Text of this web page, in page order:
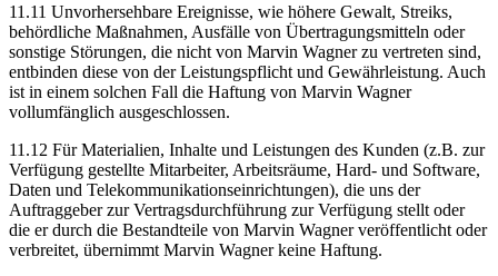
11.11 Unvorhersehbare Ereignisse, wie höhere Gewalt, Streiks,
behördliche Maßnahmen, Ausfälle von Übertragungsmitteln oder
sonstige Störungen, die nicht von Marvin Wagner zu vertreten sind,
entbinden diese von der Leistungspflicht und Gewährleistung. Auch
ist in einem solchen Fall die Haftung von Marvin Wagner
vollumfänglich ausgeschlossen.
11.12 Für Materialien, Inhalte und Leistungen des Kunden (z.B. zur
Verfügung gestellte Mitarbeiter, Arbeitsräume, Hard- und Software,
Daten und Telekommunikationseinrichtungen), die uns der
Auftraggeber zur Vertragsdurchführung zur Verfügung stellt oder
die er durch die Bestandteile von Marvin Wagner veröffentlicht oder
verbreitet, übernimmt Marvin Wagner keine Haftung.